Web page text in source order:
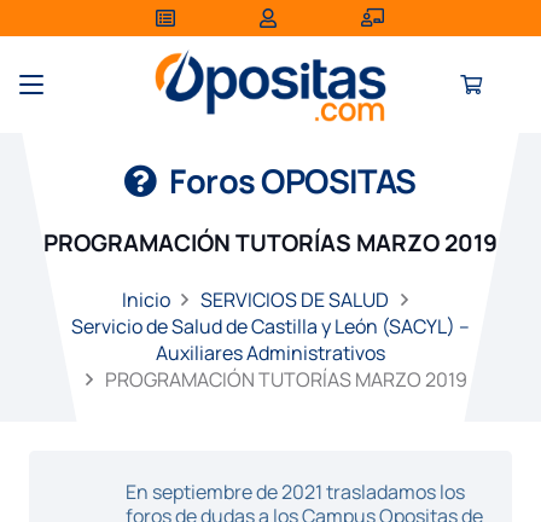
Foros OPOSITAS
PROGRAMACIÓN TUTORÍAS MARZO 2019
Inicio
SERVICIOS DE SALUD
Servicio de Salud de Castilla y León (SACYL) –
Auxiliares Administrativos
PROGRAMACIÓN TUTORÍAS MARZO 2019
En septiembre de 2021 trasladamos los
foros de dudas a los Campus Opositas de